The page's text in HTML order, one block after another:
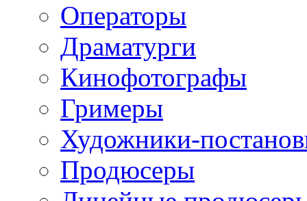
Операторы
Драматурги
Кинофотографы
Гримеры
Художники-
Продюсеры